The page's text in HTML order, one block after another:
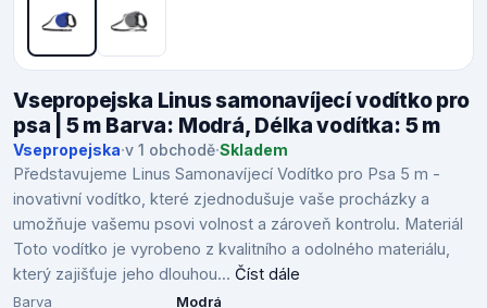
Vsepropejska Linus samonavíjecí vodítko pro
psa | 5 m Barva: Modrá, Délka vodítka: 5 m
Vsepropejska·v 1 obchodě·Skladem
Představujeme Linus Samonavíjecí Vodítko pro Psa 5 m -
inovativní vodítko, které zjednodušuje vaše procházky a
umožňuje vašemu psovi volnost a zároveň kontrolu. Materiál
Toto vodítko je vyrobeno z kvalitního a odolného materiálu,
který zajišťuje jeho dlouhou... Číst dále
Barva
Modrá